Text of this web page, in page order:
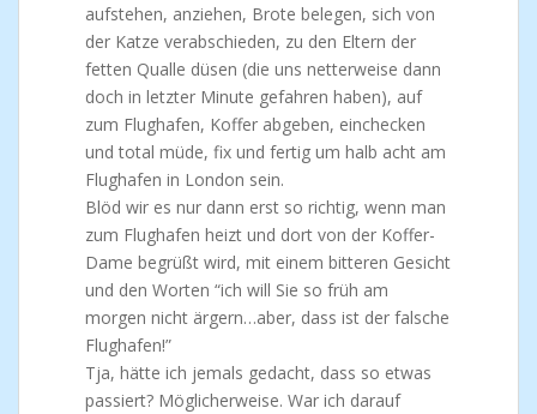
aufstehen, anziehen, Brote belegen, sich von
der Katze verabschieden, zu den Eltern der
fetten Qualle düsen (die uns netterweise dann
doch in letzter Minute gefahren haben), auf
zum Flughafen, Koffer abgeben, einchecken
und total müde, fix und fertig um halb acht am
Flughafen in London sein.
Blöd wir es nur dann erst so richtig, wenn man
zum Flughafen heizt und dort von der Koffer-
Dame begrüßt wird, mit einem bitteren Gesicht
und den Worten “ich will Sie so früh am
morgen nicht ärgern…aber, dass ist der falsche
Flughafen!”
Tja, hätte ich jemals gedacht, dass so etwas
passiert? Möglicherweise. War ich darauf